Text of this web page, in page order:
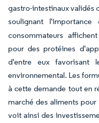
gastro-intestinaux validés
soulignant l'importance
consommateurs
pour des protéines
d'entre eux favorisant
environnemental. Les
à cette demande tout en
marché des aliments
voit ainsi des